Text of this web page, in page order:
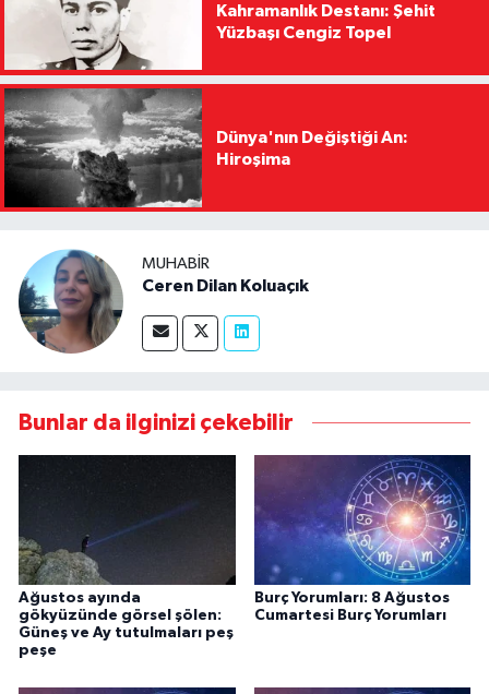
Kahramanlık Destanı: Şehit
Yüzbaşı Cengiz Topel
Dünya'nın Değiştiği An:
Hiroşima
MUHABIR
Ceren Dilan Koluaçık
Bunlar da ilginizi çekebilir
Ağustos ayında
gökyüzünde görsel şölen:
Güneş ve Ay tutulmaları peş
peşe
Burç Yorumları: 8 Ağustos
Cumartesi Burç Yorumları